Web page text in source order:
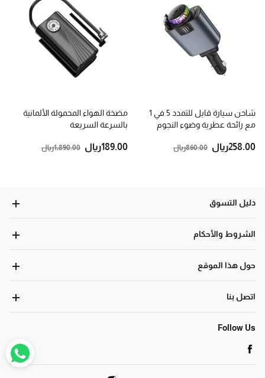
شاحن سيارة قابل للتمدد 5 في 1
مع رائحة عطرية وضوء النجوم
258.00 ريال 860.00 ريال
مضخة الهواء المحمولة الألمانية
بالسرعة السريعة
189.00 ريال 1,890.00 ريال
دليل التسوق
الشروط والأحكام
حول هذا الموقع
اتصل بنا
Follow Us